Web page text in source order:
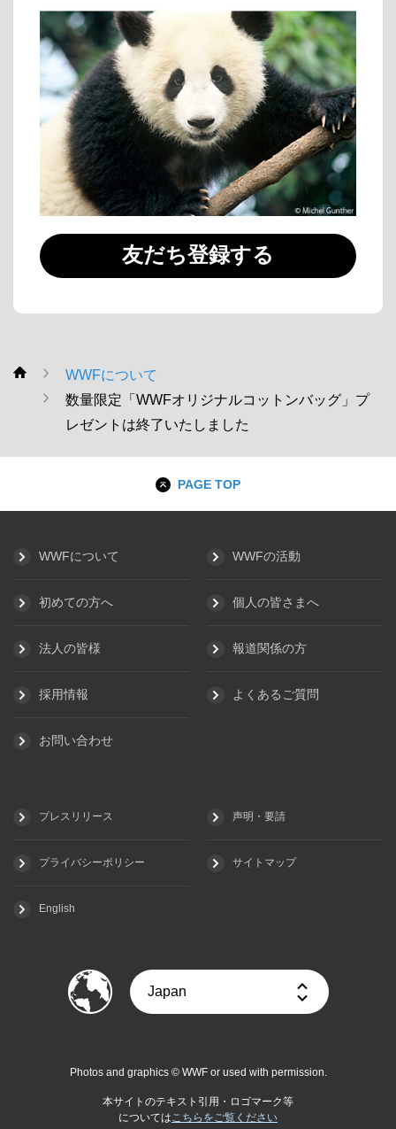
友だち登録する
WWF
WWFについて
数量限定「WWFオリジナルコットンバッグ」プ
レゼントは終了いたしました
PAGE TOP
WWFについて WWFの活動
初めての方へ 個人の皆さまへ
法人の皆様 報道関係の方
採用情報 よくあるご質問
お問い合わせ
プレスリリース 声明・要請
プライバシーポリシー サイトマップ
English
Photos and graphics © WWF or used with permission.
本サイトのテキスト引用・ロゴマーク等
についてはこちらをご覧ください